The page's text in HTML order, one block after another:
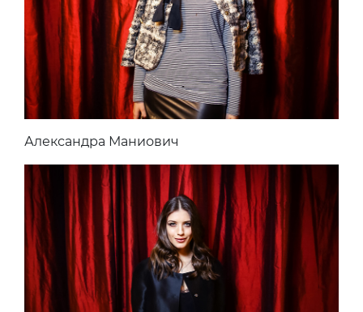
Александра Маниович